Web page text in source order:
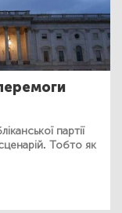
партії
Тобто як